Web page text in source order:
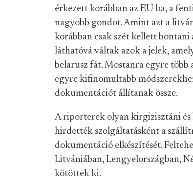
érkezett korábban az EU-ba, a
nagyobb gondot. Amint azt a
korábban csak szét kellett
láthatóvá váltak azok a jelek,
belarusz fát. Mostanra egyre több
egyre kifinomultabb
dokumentációt állítanak össze.
A riporterek olyan kirgizisztáni és
hirdették szolgáltatásként a
dokumentáció elkészítését.
Litvániában, Lengyelországban,
kötöttek ki.